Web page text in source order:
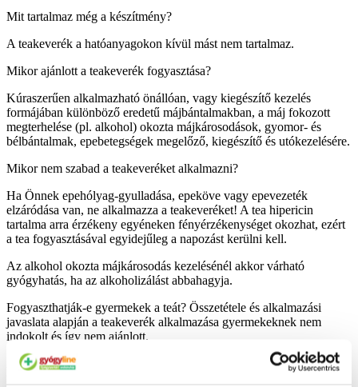
Mit tartalmaz még a készítmény?
A teakeverék a hatóanyagokon kívül mást nem tartalmaz.
Mikor ajánlott a teakeverék fogyasztása?
Kúraszerűen alkalmazható önállóan, vagy kiegészítő kezelés
formájában különböző eredetű májbántalmakban, a máj fokozott
megterhelése (pl. alkohol) okozta májkárosodások, gyomor- és
bélbántalmak, epebetegségek megelőző, kiegészítő és utókezelésére.
Mikor nem szabad a teakeveréket alkalmazni?
Ha Önnek epehólyag-gyulladása, epeköve vagy epevezeték
elzáródása van, ne alkalmazza a teakeveréket! A tea hipericin
tartalma arra érzékeny egyéneken fényérzékenységet okozhat, ezért
a tea fogyasztásával egyidejűleg a napozást kerülni kell.
Az alkohol okozta májkárosodás kezelésénél akkor várható
gyógyhatás, ha az alkoholizálást abbahagyja.
Fogyaszthatják-e gyermekek a teát? Összetétele és alkalmazási
javaslata alapján a teakeverék alkalmazása gyermekeknek nem
indokolt és így nem ajánlott.
Alkalmazható-e a teakeverék más gyógyszerekkel? A teakeverék